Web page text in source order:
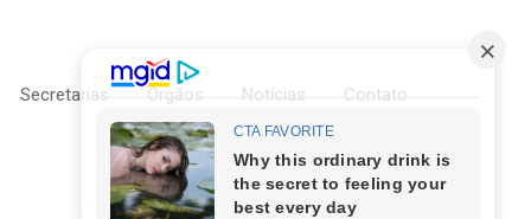
Secretarias Órgãos Notícias Contato